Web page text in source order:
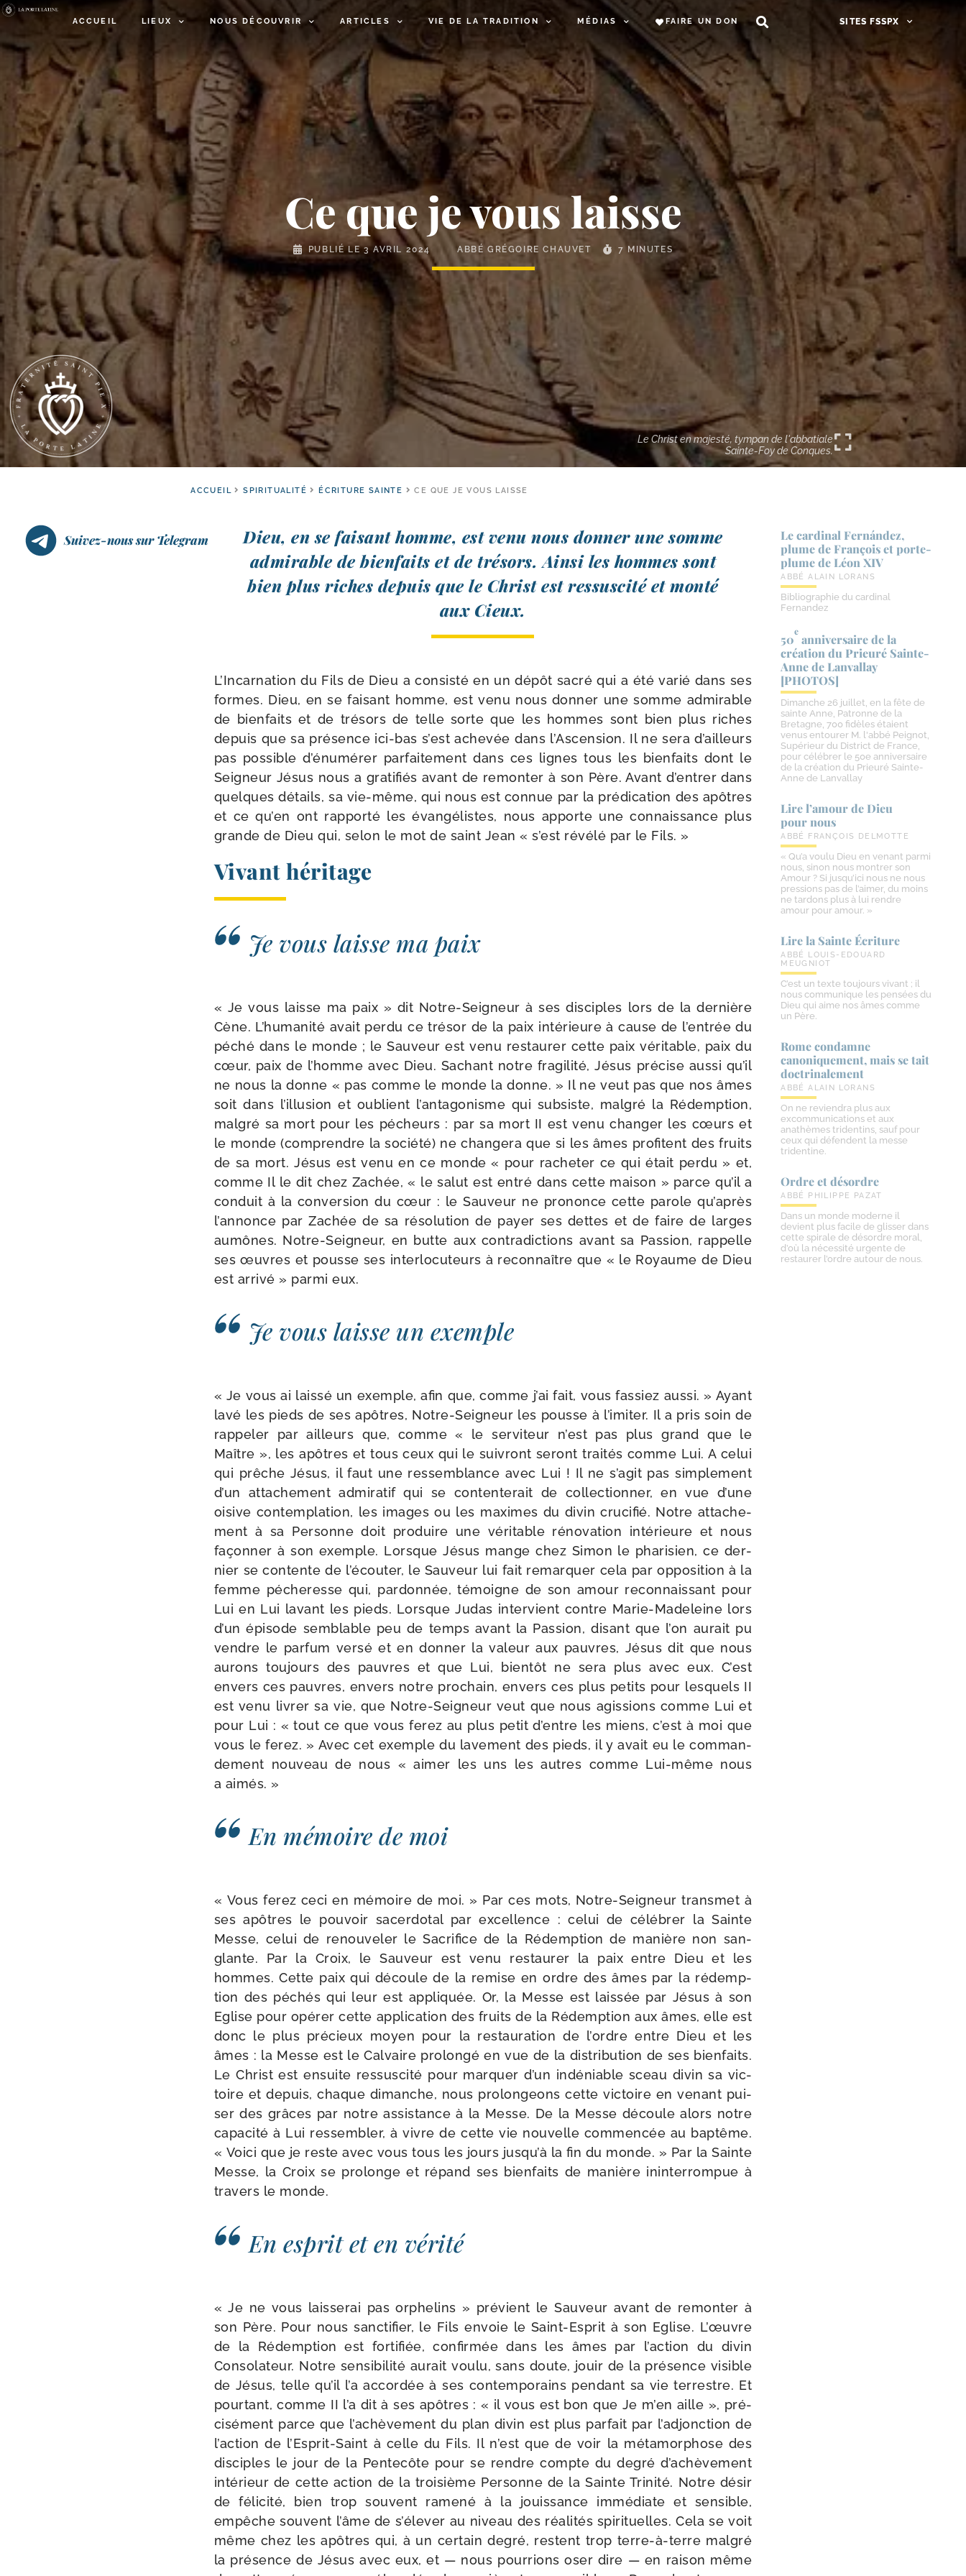
ACCUEIL LIEUX NOUS DÉCOUVRIR ARTICLES VIE DE LA TRADITION MÉDIAS FAIRE UN DON SITES FSSPX
Ce que je vous laisse
PUBLIÉ LE3 AVRIL 2024 ABBÉ GRÉGOIRE CHAUVET 7 MINUTES
Le Christ en majesté, tympan de l'abbatiale
Sainte-Foy de Conques.
ACCUEIL SPIRITUALITÉ ÉCRITURE SAINTE CE QUE JE VOUS LAISSE
Suivez-nous sur Telegram
Dieu, en se fai­sant homme, est venu nous don­ner une somme
admi­rable de bien­faits et de tré­sors. Ainsi les hommes sont
bien plus riches depuis que le Christ est res­sus­ci­té et mon­té
aux Cieux.
L’Incarnation du Fils de Dieu a consis­té en un dépôt sacré qui a été varié dans ses
formes. Dieu, en se fai­sant homme, est venu nous don­ner une somme admi­rable
de bien­faits et de tré­sors de telle sorte que les hommes sont bien plus riches
depuis que sa pré­sence ici-​bas s’est ache­vée dans l’Ascension. Il ne sera d’ailleurs
pas pos­sible d’énumérer par­fai­te­ment dans ces lignes tous les bien­faits dont le
Seigneur Jésus nous a gra­ti­fiés avant de remon­ter à son Père. Avant d’entrer dans
quelques détails, sa vie-​même, qui nous est connue par la pré­di­ca­tion des apôtres
et ce qu’en ont rap­por­té les évan­gé­listes, nous apporte une connais­sance plus
grande de Dieu qui, selon le mot de saint Jean « s’est révé­lé par le Fils. »
Vivant héritage
Je vous laisse ma paix
« Je vous laisse ma paix » dit Notre-​Seigneur à ses dis­ciples lors de la der­nière
Cène. L’humanité avait per­du ce tré­sor de la paix inté­rieure à cause de l’entrée du
péché dans le monde ; le Sauveur est venu res­tau­rer cette paix véri­table, paix du
cœur, paix de l’homme avec Dieu. Sachant notre fra­gi­li­té, Jésus pré­cise aus­si qu’il
ne nous la donne « pas comme le monde la donne. » Il ne veut pas que nos âmes
soit dans l’illusion et oublient l’antagonisme qui sub­siste, mal­gré la Rédemption,
mal­gré sa mort pour les pécheurs : par sa mort II est venu chan­ger les cœurs et
le monde (com­prendre la socié­té) ne chan­ge­ra que si les âmes pro­fitent des fruits
de sa mort. Jésus est venu en ce monde « pour rache­ter ce qui était per­du » et,
comme Il le dit chez Zachée, « le salut est entré dans cette mai­son » parce qu’il a
conduit à la conver­sion du cœur : le Sauveur ne pro­nonce cette parole qu’après
l’annonce par Zachée de sa réso­lu­tion de payer ses dettes et de faire de larges
aumônes. Notre-​Seigneur, en butte aux contra­dic­tions avant sa Passion, rap­pelle
ses œuvres et pousse ses inter­lo­cu­teurs à recon­naître que « le Royaume de Dieu
est arri­vé » par­mi eux.
Je vous laisse un exemple
« Je vous ai lais­sé un exemple, afin que, comme j’ai fait, vous fas­siez aus­si. » Ayant
lavé les pieds de ses apôtres, Notre-​Seigneur les pousse à l’imiter. Il a pris soin de
rap­pe­ler par ailleurs que, comme « le ser­vi­teur n’est pas plus grand que le
Maître », les apôtres et tous ceux qui le sui­vront seront trai­tés comme Lui. A celui
qui prêche Jésus, il faut une res­sem­blance avec Lui ! Il ne s’agit pas sim­ple­ment
d’un atta­che­ment admi­ra­tif qui se conten­te­rait de col­lec­tion­ner, en vue d’une
oisive contem­pla­tion, les images ou les maximes du divin cru­ci­fié. Notre atta­che­
ment à sa Personne doit pro­duire une véri­table réno­va­tion inté­rieure et nous
façon­ner à son exemple. Lorsque Jésus mange chez Simon le pha­ri­sien, ce der­
nier se contente de l’écouter, le Sauveur lui fait remar­quer cela par oppo­si­tion à la
femme péche­resse qui, par­don­née, témoigne de son amour recon­nais­sant pour
Lui en Lui lavant les pieds. Lorsque Judas inter­vient contre Marie-​Madeleine lors
d’un épi­sode sem­blable peu de temps avant la Passion, disant que l’on aurait pu
vendre le par­fum ver­sé et en don­ner la valeur aux pauvres, Jésus dit que nous
aurons tou­jours des pauvres et que Lui, bien­tôt ne sera plus avec eux. C’est
envers ces pauvres, envers notre pro­chain, envers ces plus petits pour les­quels II
est venu livrer sa vie, que Notre-​Seigneur veut que nous agis­sions comme Lui et
pour Lui : « tout ce que vous ferez au plus petit d’entre les miens, c’est à moi que
vous le ferez. » Avec cet exemple du lave­ment des pieds, il y avait eu le com­man­
de­ment nou­veau de nous « aimer les uns les autres comme Lui-​même nous
a aimés. »
En mémoire de moi
« Vous ferez ceci en mémoire de moi. » Par ces mots, Notre-​Seigneur trans­met à
ses apôtres le pou­voir sacer­do­tal par excel­lence : celui de célé­brer la Sainte
Messe, celui de renou­ve­ler le Sacrifice de la Rédemption de manière non san­
glante. Par la Croix, le Sauveur est venu res­tau­rer la paix entre Dieu et les
hommes. Cette paix qui découle de la remise en ordre des âmes par la rédemp­
tion des péchés qui leur est appli­quée. Or, la Messe est lais­sée par Jésus à son
Eglise pour opé­rer cette appli­ca­tion des fruits de la Rédemption aux âmes, elle est
donc le plus pré­cieux moyen pour la res­tau­ra­tion de l’ordre entre Dieu et les
âmes : la Messe est le Calvaire pro­lon­gé en vue de la dis­tri­bu­tion de ses bien­faits.
Le Christ est ensuite res­sus­ci­té pour mar­quer d’un indé­niable sceau divin sa vic­
toire et depuis, chaque dimanche, nous pro­lon­geons cette vic­toire en venant pui­
ser des grâces par notre assis­tance à la Messe. De la Messe découle alors notre
capa­ci­té à Lui res­sem­bler, à vivre de cette vie nou­velle com­men­cée au bap­tême.
« Voici que je reste avec vous tous les jours jusqu’à la fin du monde. » Par la Sainte
Messe, la Croix se pro­longe et répand ses bien­faits de manière inin­ter­rom­pue à
tra­vers le monde.
En esprit et en vérité
« Je ne vous lais­se­rai pas orphe­lins » pré­vient le Sauveur avant de remon­ter à
son Père. Pour nous sanc­ti­fier, le Fils envoie le Saint-​Esprit à son Eglise. L’œuvre
de la Rédemption est for­ti­fiée, confir­mée dans les âmes par l’action du divin
Consolateur. Notre sen­si­bi­li­té aurait vou­lu, sans doute, jouir de la pré­sence visible
de Jésus, telle qu’il l’a accor­dée à ses contem­po­rains pen­dant sa vie ter­restre. Et
pour­tant, comme II l’a dit à ses apôtres : « il vous est bon que Je m’en aille », pré­
ci­sé­ment parce que l’achèvement du plan divin est plus par­fait par l’adjonction de
l’action de l’Esprit-Saint à celle du Fils. Il n’est que de voir la méta­mor­phose des
dis­ciples le jour de la Pentecôte pour se rendre compte du degré d’achèvement
inté­rieur de cette action de la troi­sième Personne de la Sainte Trinité. Notre désir
de féli­ci­té, bien trop sou­vent rame­né à la jouis­sance immé­diate et sen­sible,
empêche sou­vent l’âme de s’élever au niveau des réa­li­tés spi­ri­tuelles. Cela se voit
même chez les apôtres qui, à un cer­tain degré, res­tent trop terre-​à-​terre mal­gré
la pré­sence de Jésus avec eux, et — nous pour­rions oser dire — en rai­son même
Le cardinal Fernández,
plume de François et porte-​
plume de Léon XIV
ABBÉ ALAIN LORANS
Bibliographie du cardinal
Fernandez
50
e
anniversaire de la
création du Prieuré Sainte-​
Anne de Lanvallay
[PHOTOS]
Dimanche 26 juillet, en la fête de
sainte Anne, Patronne de la
Bretagne, 700 fidèles étaient
venus entourer M. l'abbé Peignot,
Supérieur du District de France,
pour célébrer le 50e anniversaire
de la création du Prieuré Sainte-
Anne de Lanvallay
Lire l’amour de Dieu
pour nous
ABBÉ FRANÇOIS DELMOTTE
« Qu’a voulu Dieu en venant parmi
nous, sinon nous montrer son
Amour ? Si jusqu’ici nous ne nous
pressions pas de l’aimer, du moins
ne tardons plus à lui rendre
amour pour amour. »
Lire la Sainte Écriture
ABBÉ LOUIS-EDOUARD
MEUGNIOT
C’est un texte toujours vivant ; il
nous communique les pensées du
Dieu qui aime nos âmes comme
un Père.
Rome condamne
canoniquement, mais se tait
doctrinalement
ABBÉ ALAIN LORANS
On ne reviendra plus aux
excommunications et aux
anathèmes tridentins, sauf pour
ceux qui défendent la messe
tridentine.
Ordre et désordre
ABBÉ PHILIPPE PAZAT
Dans un monde moderne il
devient plus facile de glisser dans
cette spirale de désordre moral,
d’où la nécessité urgente de
restaurer l’ordre autour de nous.